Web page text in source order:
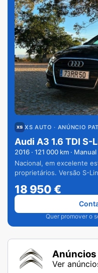
XS AUTO · ANÚNCIO
Audi A3 1.6 TDI S-
2016 · 121 000 km · Manual
Nacional, em excelente
proprietários. Versão S-
18 950€
Quer promover o
Anúncios
Ver